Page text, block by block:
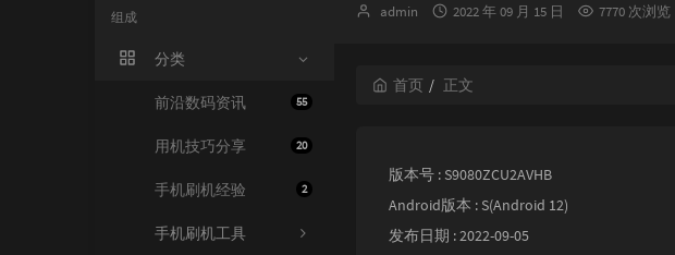
组成
分类
55
前沿数码资讯
20
用机技巧分享
2
手机刷机经验
手机刷机工具
博
admin
发
2022 年 09 月 15 日 7770 次浏览
首页 正文
版本号 : S9080ZCU2AVHB
Android版本 : S(Android 12)
发布日期 : 2022-09-05